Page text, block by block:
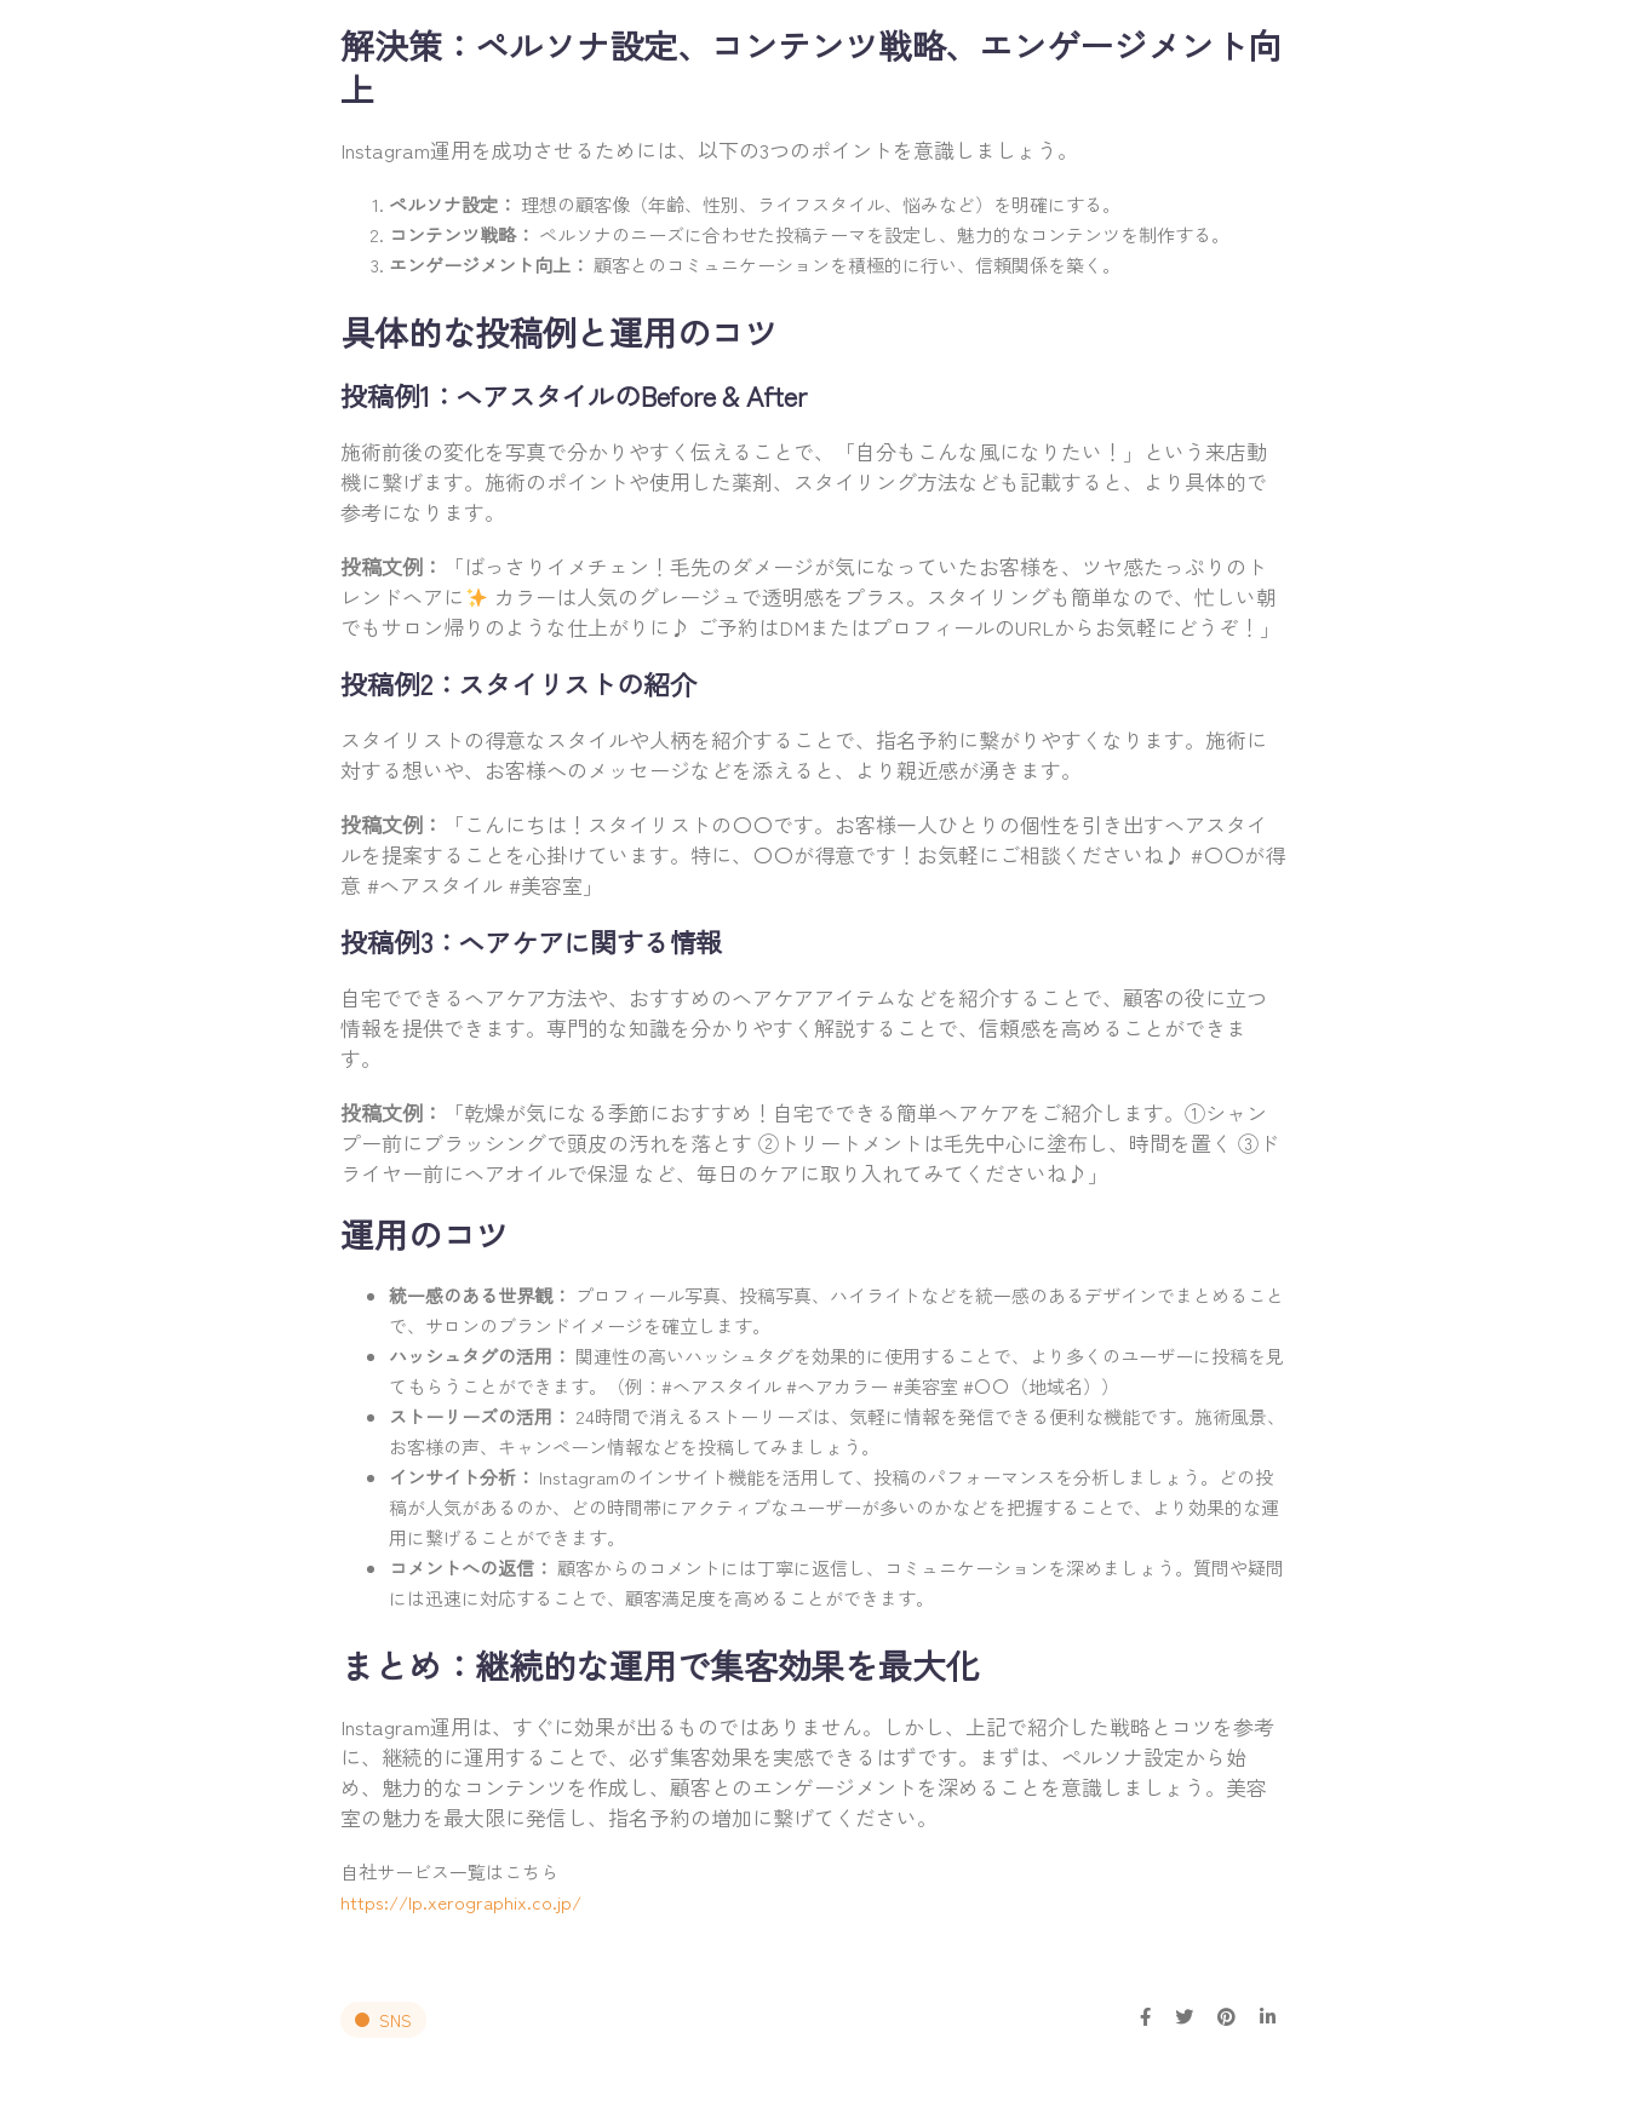
解決策：ペルソナ設定、コンテンツ戦略、エンゲージメント向
上
Instagram運用を成功させるためには、以下の3つのポイントを意識しましょう。
ペルソナ設定： 理想の顧客像（年齢、性別、ライフスタイル、悩みなど）を明確にする。
コンテンツ戦略： ペルソナのニーズに合わせた投稿テーマを設定し、魅力的なコンテンツを制作する。
エンゲージメント向上： 顧客とのコミュニケーションを積極的に行い、信頼関係を築く。
具体的な投稿例と運用のコツ
投稿例1：ヘアスタイルのBefore & After
施術前後の変化を写真で分かりやすく伝えることで、「自分もこんな風になりたい！」という来店動
機に繋げます。施術のポイントや使用した薬剤、スタイリング方法なども記載すると、より具体的で
参考になります。
投稿文例：
「ばっさりイメチェン！毛先のダメージが気になっていたお客様を、ツヤ感たっぷりのト
レンドヘアに
カラーは人気のグレージュで透明感をプラス。スタイリングも簡単なので、忙しい朝
でもサロン帰りのような仕上がりに♪ ご予約はDMまたはプロフィールのURLからお気軽にどうぞ！」
投稿例2：スタイリストの紹介
スタイリストの得意なスタイルや人柄を紹介することで、指名予約に繋がりやすくなります。施術に
対する想いや、お客様へのメッセージなどを添えると、より親近感が湧きます。
投稿文例：
「こんにちは！スタイリストの〇〇です。お客様一人ひとりの個性を引き出すヘアスタイ
ルを提案することを心掛けています。特に、〇〇が得意です！お気軽にご相談くださいね♪ #〇〇が得
意 #ヘアスタイル #美容室」
投稿例3：ヘアケアに関する情報
自宅でできるヘアケア方法や、おすすめのヘアケアアイテムなどを紹介することで、顧客の役に立つ
情報を提供できます。専門的な知識を分かりやすく解説することで、信頼感を高めることができま
す。
投稿文例：
「乾燥が気になる季節におすすめ！自宅でできる簡単ヘアケアをご紹介します。①シャン
プー前にブラッシングで頭皮の汚れを落とす ②トリートメントは毛先中心に塗布し、時間を置く ③ド
ライヤー前にヘアオイルで保湿 など、毎日のケアに取り入れてみてくださいね♪」
運用のコツ
統一感のある世界観： プロフィール写真、投稿写真、ハイライトなどを統一感のあるデザインでまとめること
で、サロンのブランドイメージを確立します。
ハッシュタグの活用： 関連性の高いハッシュタグを効果的に使用することで、より多くのユーザーに投稿を見
てもらうことができます。（例：#ヘアスタイル #ヘアカラー #美容室 #〇〇（地域名））
ストーリーズの活用： 24時間で消えるストーリーズは、気軽に情報を発信できる便利な機能です。施術風景、
お客様の声、キャンペーン情報などを投稿してみましょう。
インサイト分析： Instagramのインサイト機能を活用して、投稿のパフォーマンスを分析しましょう。どの投
稿が人気があるのか、どの時間帯にアクティブなユーザーが多いのかなどを把握することで、より効果的な運
用に繋げることができます。
コメントへの返信： 顧客からのコメントには丁寧に返信し、コミュニケーションを深めましょう。質問や疑問
には迅速に対応することで、顧客満足度を高めることができます。
まとめ：継続的な運用で集客効果を最大化
Instagram運用は、すぐに効果が出るものではありません。しかし、上記で紹介した戦略とコツを参考
に、継続的に運用することで、必ず集客効果を実感できるはずです。まずは、ペルソナ設定から始
め、魅力的なコンテンツを作成し、顧客とのエンゲージメントを深めることを意識しましょう。美容
室の魅力を最大限に発信し、指名予約の増加に繋げてください。
自社サービス一覧はこちら
https://lp.xerographix.co.jp/
SNS